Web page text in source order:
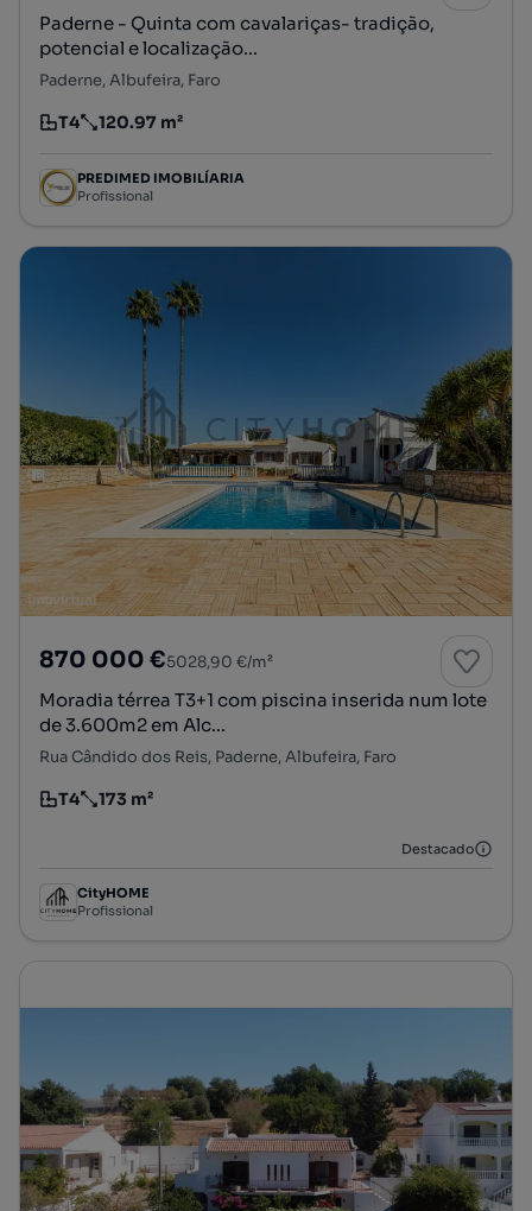
Paderne - Quinta com cavalariças- tradição,
potencial e localização...
Paderne, Albufeira, Faro
Tipologia
T4
Preço por metro quadrado
120.97 m²
PREDIMED IMOBILÍARIA
Profissional
870 000 €5028,90 €/m²
Moradia térrea T3+1 com piscina inserida num lote
de 3.600m2 em Alc...
Rua Cândido dos Reis, Paderne, Albufeira, Faro
Tipologia
T4
Preço por metro quadrado
173 m²
Destacado
CityHOME
Profissional